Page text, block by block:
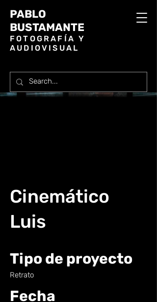
PABLO
BUSTAMANTE
FOTOGRAFÍA Y
AUDIOVISUAL
Cinemático
Luis
Tipo de proyecto
Retrato
Fecha